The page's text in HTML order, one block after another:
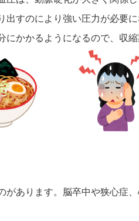
出すのにより強い圧力が必要
かかるようになるので、収縮
があります。脳卒中や狭心症